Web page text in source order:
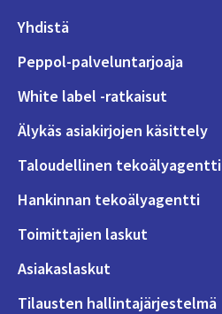
Yhdistä
Peppol-palveluntarjoaja
White label -ratkaisut
Älykäs asiakirjojen käsittely
Taloudellinen tekoälyagentti
Hankinnan tekoälyagentti
Toimittajien laskut
Asiakaslaskut
Tilausten hallintajärjestelmä